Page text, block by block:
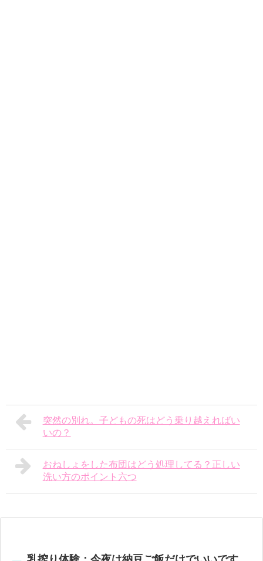
突然の別れ。子どもの死はどう乗り越えればい
いの？
おねしょをした布団はどう処理してる？正しい
洗い方のポイント六つ